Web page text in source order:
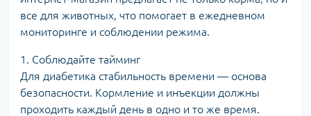
все для животных, что помогает в ежедневном
мониторинге и соблюдении режима.
1. Соблюдайте тайминг
Для диабетика стабильность времени — основа
безопасности. Кормление и инъекции должны
проходить каждый день в одно и то же время.